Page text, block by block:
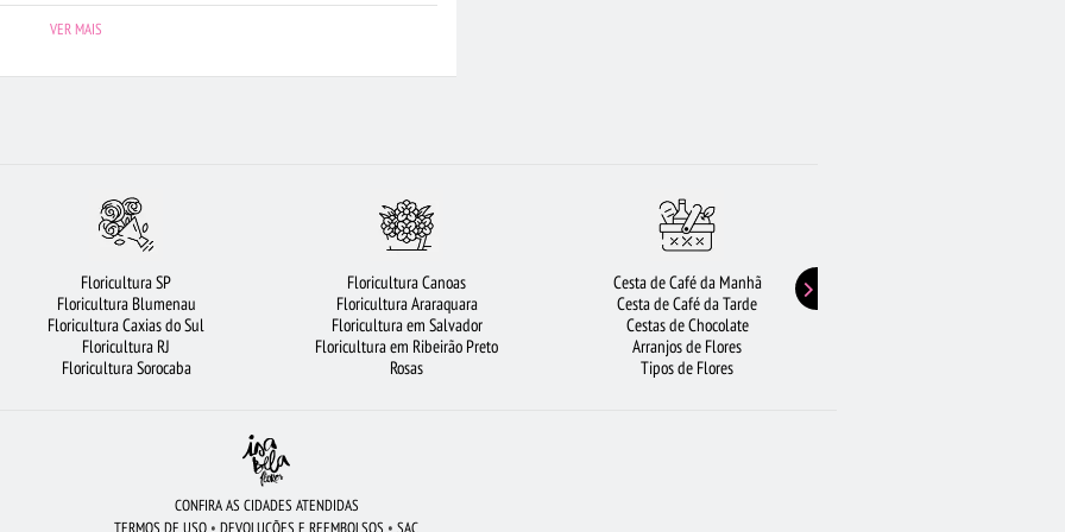
RAMALHETE DE FLORES
CESTA DE CAFÉ DA MANHÃ
SÃO JOSÉ DOS CAMPOS ROSAS
CIDADES MAIS PROCURADAS CESTA DE CHOCOLATE
FLORICULTURA FORTALEZA
VER MAIS
Floricultura SP
Floricultura Blumenau
Floricultura Caxias do Sul
Floricultura RJ
Floricultura Sorocaba
Floricultura Canoas
Floricultura Araraquara
Floricultura em Salvador
Floricultura em Ribeirão Preto
Rosas
Cesta de Café da Manhã
Cesta de Café da Tarde
Cestas de Chocolate
Arranjos de Flores
Tipos de Flores
CONFIRA AS CIDADES ATENDIDAS
TERMOS DE USO • DEVOLUÇÕES E REEMBOLSOS • SAC